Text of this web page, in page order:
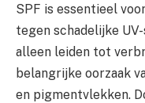
SPF is essentieel
tegen schadelijke
alleen leiden tot
belangrijke oorzaak
en pigmentvlekken.